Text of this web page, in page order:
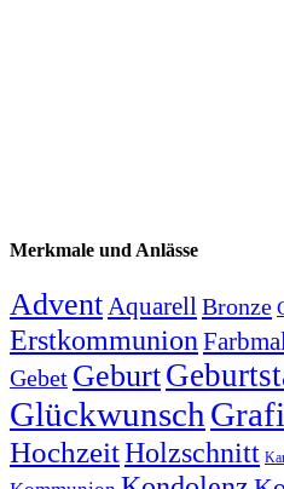
Merkmale und Anlässe
AdventAquarellBronze
Erstkommunion
Gebet Geburt
Glückwunsch
HochzeitHolzschnitt